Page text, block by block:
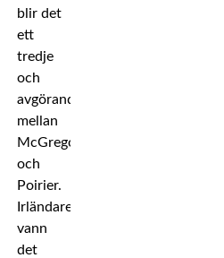
blir det
ett
tredje
och
avgörande
mellan
McGregor
och
Poirier.
Irländaren
vann
det